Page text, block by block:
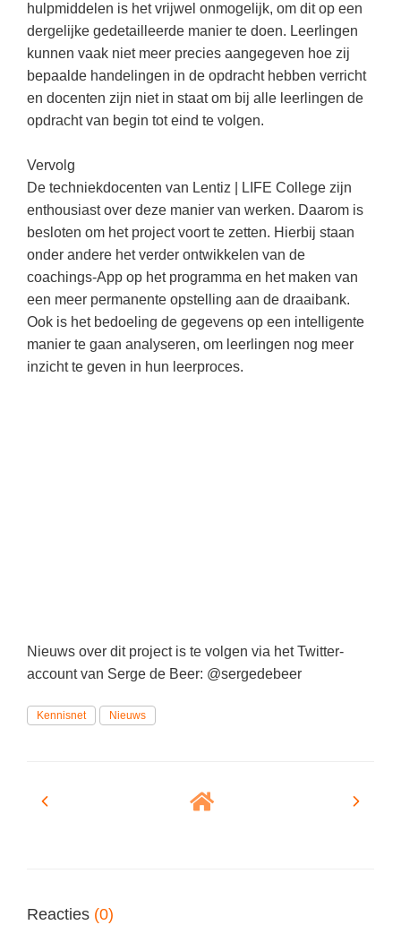
hulpmiddelen is het vrijwel onmogelijk, om dit op een
dergelijke gedetailleerde manier te doen. Leerlingen
kunnen vaak niet meer precies aangegeven hoe zij
bepaalde handelingen in de opdracht hebben verricht
en docenten zijn niet in staat om bij alle leerlingen de
opdracht van begin tot eind te volgen.
Vervolg
De techniekdocenten van Lentiz | LIFE College zijn
enthousiast over deze manier van werken. Daarom is
besloten om het project voort te zetten. Hierbij staan
onder andere het verder ontwikkelen van de
coachings-App op het programma en het maken van
een meer permanente opstelling aan de draaibank.
Ook is het bedoeling de gegevens op een intelligente
manier te gaan analyseren, om leerlingen nog meer
inzicht te geven in hun leerproces.
Nieuws over dit project is te volgen via het Twitter-
account van Serge de Beer: @sergedebeer
Kennisnet Nieuws
Reacties (0)